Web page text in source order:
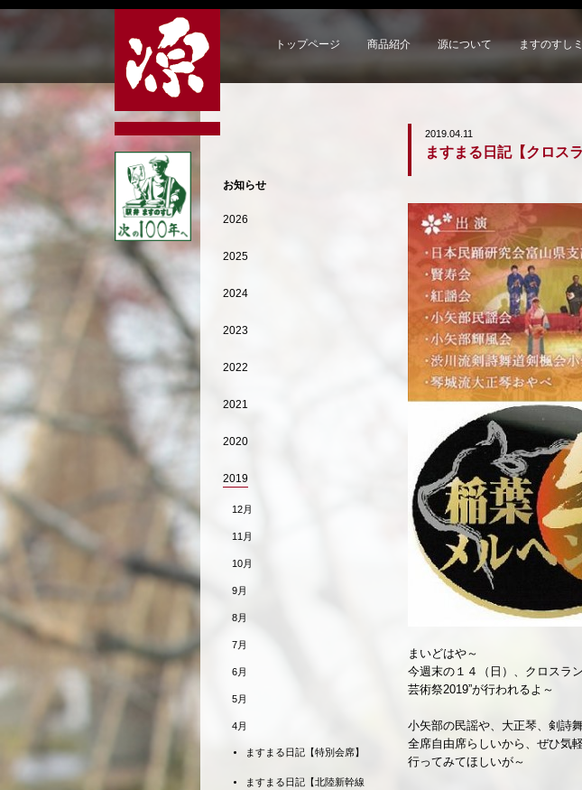
トップページ 商品紹介 源について ますのすし
2019.04.11
ますまる日記【クロス
まいどはや～
今週末の１４（日）、クロスラ
芸術祭2019”が行われるよ～
小矢部の民謡や、大正琴、剣詩
全席自由席らしいから、ぜひ気
行ってみてほしいが～
お知らせ
2026
2025
2024
2023
2022
2021
2020
2019
12月
11月
10月
9月
8月
7月
6月
5月
4月
ますまる日記【特別会席】
ますまる日記【北陸新幹線